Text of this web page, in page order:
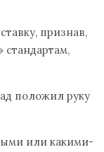
признав,
стандартам,
положил руку
или какими-